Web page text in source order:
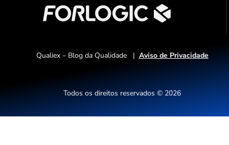
f
y
Qualiex – Blog da Qualidade | Aviso de Privacidade
Todos os direitos reservados © 2026